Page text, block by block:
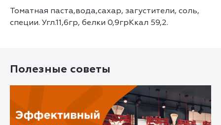
Томатная паста,вода,сахар, загустители, соль,
специи. Угл.11,6гр, белки 0,9грКкал 59,2.
Полезные советы